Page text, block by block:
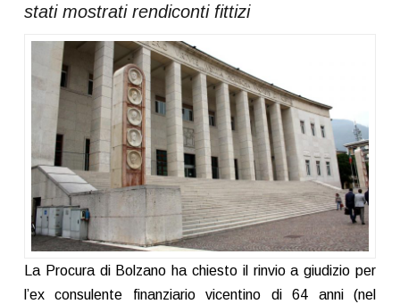
stati mostrati rendiconti fittizi
La Procura di Bolzano ha chiesto il rinvio a giudizio per
l’ex consulente finanziario vicentino di 64 anni (nel